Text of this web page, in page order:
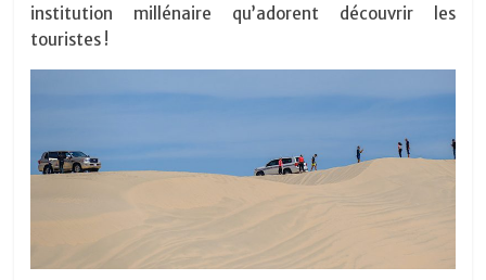
institution millénaire qu’adorent découvrir les
touristes !